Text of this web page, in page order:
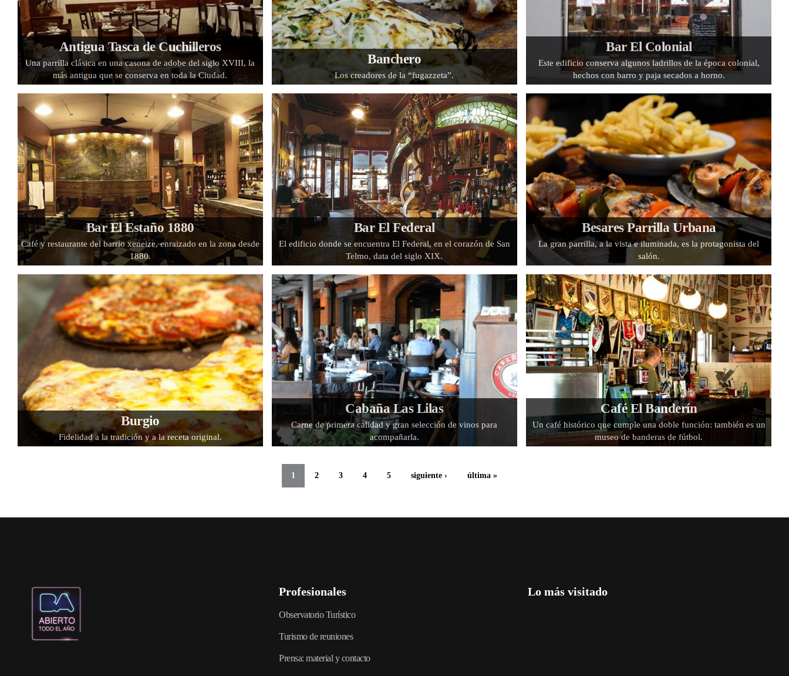
Antigua Tasca de Cuchilleros
Una parrilla clásica en una casona de adobe del siglo XVIII, la
más antigua que se conserva en toda la Ciudad.
Banchero
Los creadores de la “fugazzeta”.
Bar El Colonial
Este edificio conserva algunos ladrillos de la época colonial,
hechos con barro y paja secados a horno.
Bar El Estaño 1880
Café y restaurante del barrio xeneize, enraizado en la zona desde
1880.
Bar El Federal
El edificio donde se encuentra El Federal, en el corazón de San
Telmo, data del siglo XIX.
Besares Parrilla Urbana
La gran parrilla, a la vista e iluminada, es la protagonista del
salón.
Burgio
Fidelidad a la tradición y a la receta original.
Cabaña Las Lilas
Carne de primera calidad y gran selección de vinos para
acompañarla.
Café El Banderín
Un café histórico que cumple una doble función: también es un
museo de banderas de fútbol.
1 2 3 4 5 siguiente › última »
Profesionales
Observatorio Turístico
Turismo de reuniones
Prensa: material y contacto
Lo más visitado